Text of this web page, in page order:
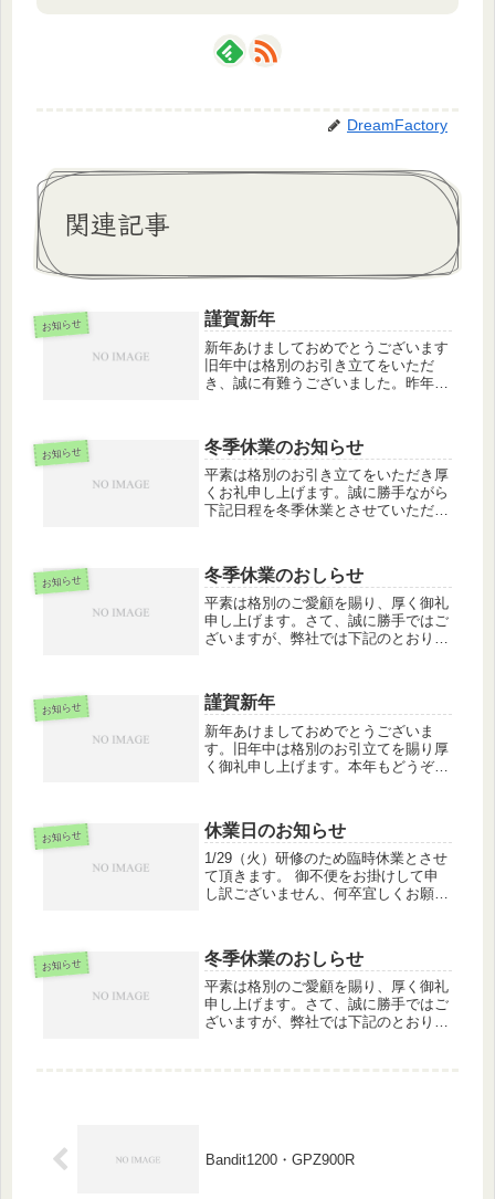
DreamFactory
関連記事
お知らせ 謹賀新年
新年あけましておめでとうございます
旧年中は格別のお引き立てをいただ
き、誠に有難うございました。昨年は
した。全く今までに経験のない事では
ありますが、一日も早い収束を祈るば
かり...
お知らせ 冬季休業のお知らせ
平素は格別のお引き立てをいただき厚
くお礼申し上げます。誠に勝手ながら
下記日程を冬季休業とさせていただき
いただいたお問い合わせについては、
営業開始日以降に順...
お知らせ 冬季休業のおしらせ
平素は格別のご愛顧を賜り、厚く御礼
申し上げます。さて、誠に勝手ではご
ざいますが、弊社では下記のとおり冬
すが、何卒ご了承下さいますようお願
い申し上げます。■冬季休業期間：
2...
お知らせ 謹賀新年
新年あけましておめでとうございま
す。旧年中は格別のお引立てを賜り厚
く御礼申し上げます。本年もどうぞ宜
お知らせ 休業日のお知らせ
1/29（火）研修のため臨時休業とさせ
て頂きます。 御不便をお掛けして申
し訳ございません、何卒宜しくお願い
お知らせ 冬季休業のおしらせ
平素は格別のご愛顧を賜り、厚く御礼
申し上げます。さて、誠に勝手ではご
ざいますが、弊社では下記のとおり冬
Bandit1200・GPZ900R